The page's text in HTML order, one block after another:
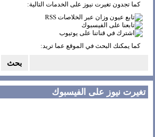
كما تجدون تغيرت نيوز على الخدمات التالية:
كما يمكنك البحث في الموقع عما تريد:
تغيرت نيوز على الفيسبوك